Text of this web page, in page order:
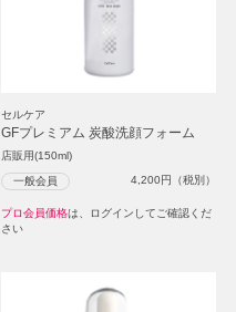
セルケア
GFプレミアム 炭酸洗顔フォーム
店販用(150ml)
一般会員 4,200円（税別）
プロ会員価格は、ログインしてご確認くだ
さい